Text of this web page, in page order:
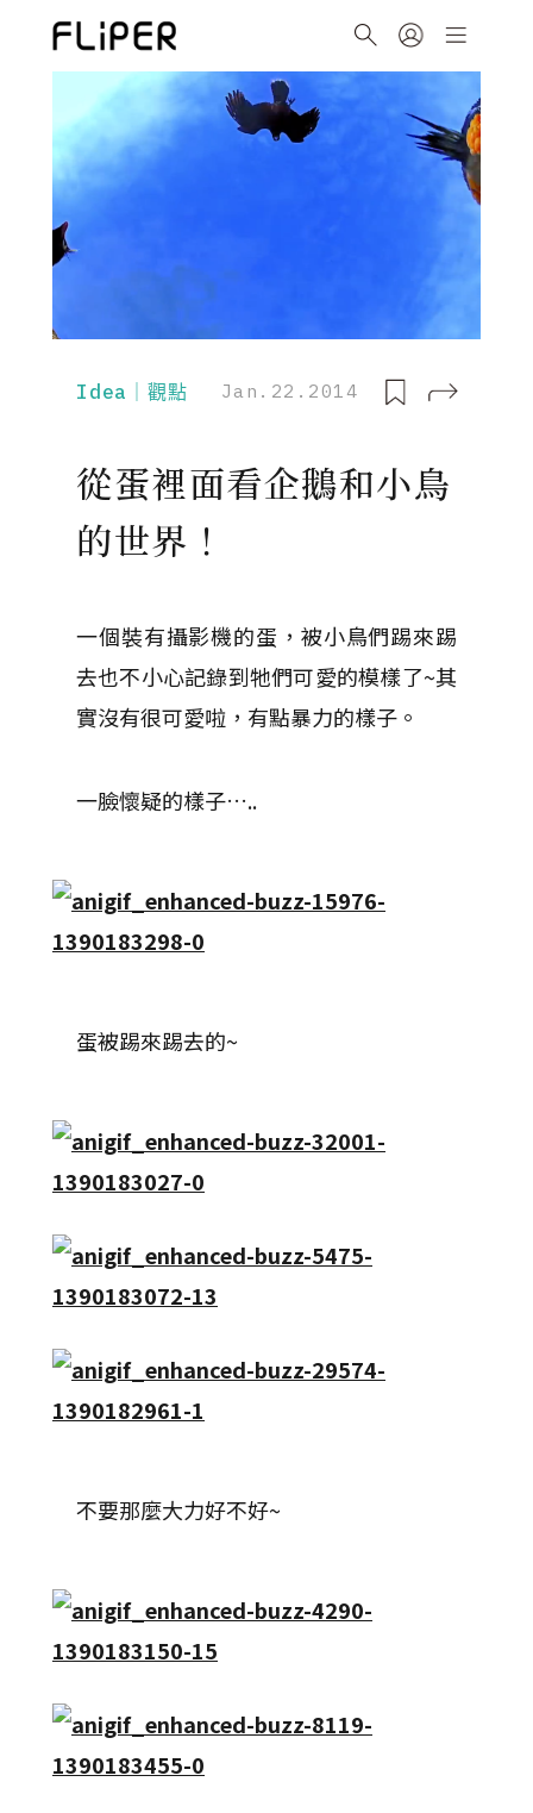
Idea｜觀點 Jan.22.2014
從蛋裡面看企鵝和小鳥
的世界！
一個裝有攝影機的蛋，被小鳥們踢來踢
去也不小心記錄到牠們可愛的模樣了~其
實沒有很可愛啦，有點暴力的樣子。
一臉懷疑的樣子…..
蛋被踢來踢去的~
不要那麼大力好不好~